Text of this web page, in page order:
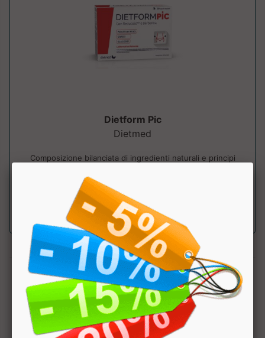
Dietform Pic
Dietmed
Composizione bilanciata di ingredienti naturali e principi
a partire da € 22.32
sconto 20%
1